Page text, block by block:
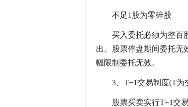
不足1股为零碎股
买入委托必须为整百
出。股票停盘期间委托无
幅限制委托无效。
3、T+1交易制度(T为
股票买卖实行T+1交